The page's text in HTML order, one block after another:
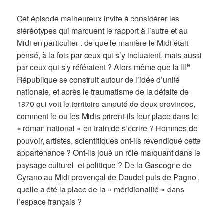
Cet épisode malheureux invite à considérer les
stéréotypes qui marquent le rapport à l’autre et au
Midi en particulier : de quelle manière le Midi était
pensé, à la fois par ceux qui s’y incluaient, mais aussi
par ceux qui s’y référaient ? Alors même que la IIIe
République se construit autour de l’idée d’unité
nationale, et après le traumatisme de la défaite de
1870 qui voit le territoire amputé de deux provinces,
comment le ou les Midis prirent-ils leur place dans le
« roman national » en train de s’écrire ? Hommes de
pouvoir, artistes, scientifiques ont-ils revendiqué cette
appartenance ? Ont-ils joué un rôle marquant dans le
paysage culturel et politique ? De la Gascogne de
Cyrano au Midi provençal de Daudet puis de Pagnol,
quelle a été la place de la « méridionalité » dans
l’espace français ?